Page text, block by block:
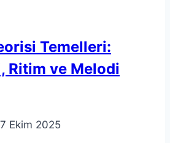
Temelleri:
Ritim ve Melodi
7 Ekim 2025